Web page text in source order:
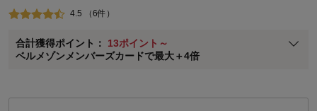
4.5 （6件）
合計獲得ポイント： 13ポイント～
ベルメゾンメンバーズカードで最大＋4倍
※メンバーズカードの加算ポイントはステージ倍率適用前の基本ポイント
に対して適用されます。